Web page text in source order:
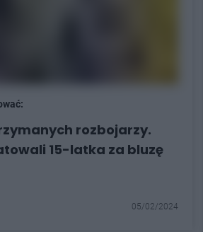
rozbojarzy.
15-latka za bluzę
05/02/2024